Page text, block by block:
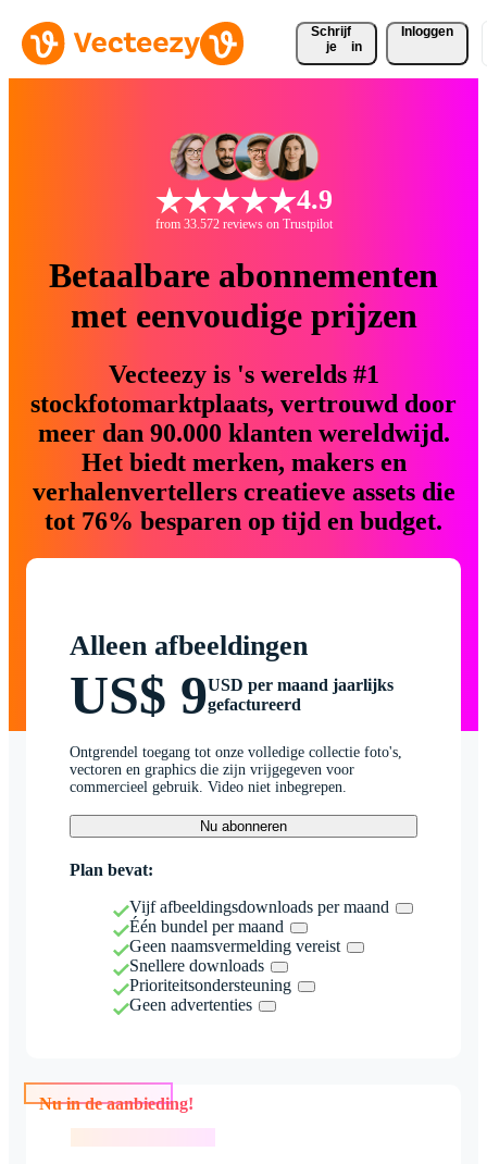
Schrijf
je
in
Inloggen
4.9
from 33.572 reviews on Trustpilot
Betaalbare abonnementen
met eenvoudige prijzen
Vecteezy is 's werelds #1
stockfotomarktplaats, vertrouwd door
meer dan 90.000 klanten wereldwijd.
Het biedt merken, makers en
verhalenvertellers creatieve assets die
tot 76% besparen op tijd en budget.
Alleen afbeeldingen
US$ 9USD per maand jaarlijks
gefactureerd
Ontgrendel toegang tot onze volledige collectie foto's,
vectoren en graphics die zijn vrijgegeven voor
commercieel gebruik. Video niet inbegrepen.
Nu abonneren
Plan bevat:
Vijf afbeeldingsdownloads per maand
Één bundel per maand
Geen naamsvermelding vereist
Snellere downloads
Prioriteitsondersteuning
Geen advertenties
Nu in de aanbieding!